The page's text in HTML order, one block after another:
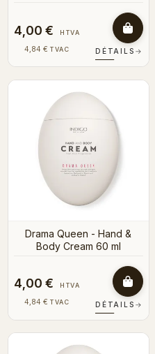
4,00 € HTVA
4,84 € TVAC DÉTAILS →
Drama Queen - Hand &
Body Cream 60 ml
4,00 € HTVA
4,84 € TVAC DÉTAILS →